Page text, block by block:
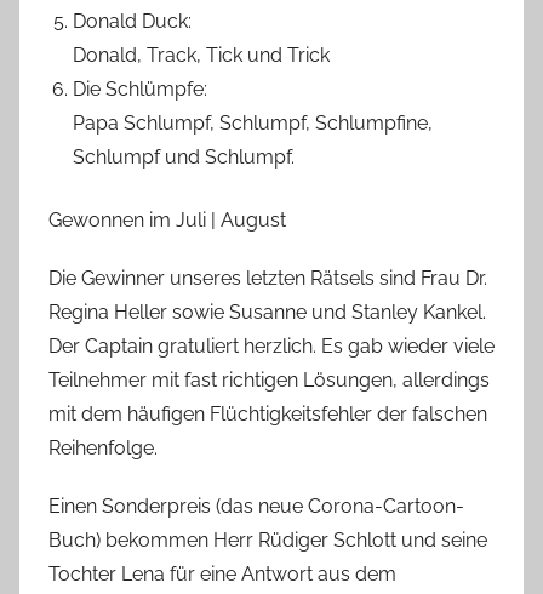
h
Donald Duck:
Donald, Track, Tick und Trick
Die Schlümpfe:
Papa Schlumpf, Schlumpf, Schlumpfine,
Schlumpf und Schlumpf.
Gewonnen im Juli | August
Die Gewinner unseres letzten Rätsels sind Frau Dr.
Regina Heller sowie Susanne und Stanley Kankel.
Der Captain gratuliert herzlich. Es gab wieder viele
Teilnehmer mit fast richtigen Lösungen, allerdings
mit dem häufigen Flüchtigkeitsfehler der falschen
Reihenfolge.
Einen Sonderpreis (das neue Corona-Cartoon-
Buch) bekommen Herr Rüdiger Schlott und seine
Tochter Lena für eine Antwort aus dem